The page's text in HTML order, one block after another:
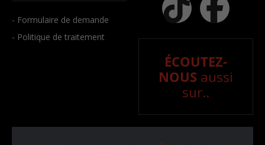
- Formulaire de demande
- Politique de traitement
ÉCOUTEZ-
NOUS aussi
sur..